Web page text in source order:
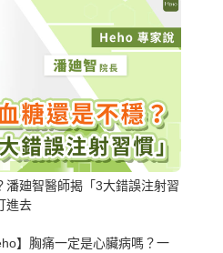
潘廸智醫師揭「3大錯誤注射習
進去
】胸痛一定是心臟病嗎？一